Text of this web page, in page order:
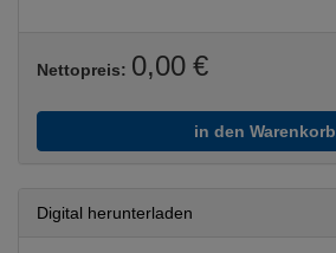
Nettopreis: 0,00 €
in den Warenkorb
Digital herunterladen